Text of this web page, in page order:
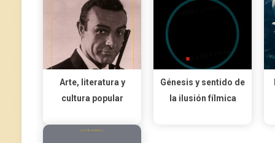
Arte, literatura y
cultura popular
Génesis y sentido de
la ilusión fílmica